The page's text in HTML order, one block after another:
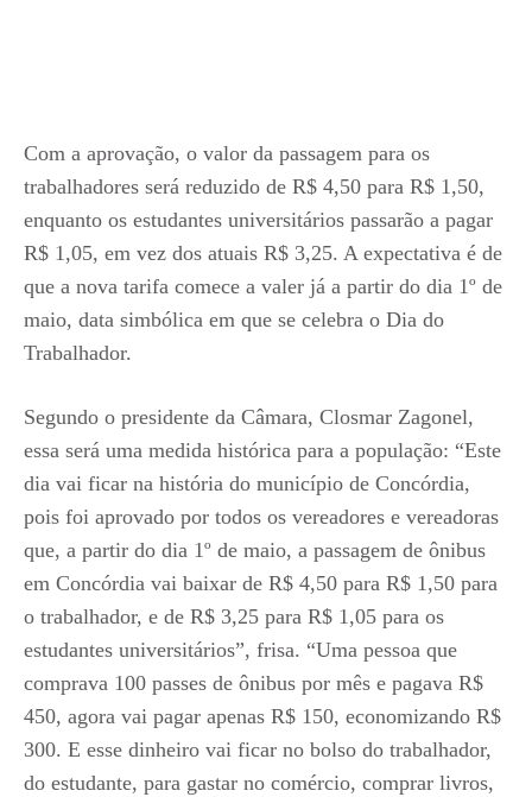
Com a aprovação, o valor da passagem para os
trabalhadores será reduzido de R$ 4,50 para R$ 1,50,
enquanto os estudantes universitários passarão a pagar
R$ 1,05, em vez dos atuais R$ 3,25. A expectativa é de
que a nova tarifa comece a valer já a partir do dia 1º de
maio, data simbólica em que se celebra o Dia do
Trabalhador.
Segundo o presidente da Câmara, Closmar Zagonel,
essa será uma medida histórica para a população: “Este
dia vai ficar na história do município de Concórdia,
pois foi aprovado por todos os vereadores e vereadoras
que, a partir do dia 1º de maio, a passagem de ônibus
em Concórdia vai baixar de R$ 4,50 para R$ 1,50 para
o trabalhador, e de R$ 3,25 para R$ 1,05 para os
estudantes universitários”, frisa. “Uma pessoa que
comprava 100 passes de ônibus por mês e pagava R$
450, agora vai pagar apenas R$ 150, economizando R$
300. E esse dinheiro vai ficar no bolso do trabalhador,
do estudante, para gastar no comércio, comprar livros,